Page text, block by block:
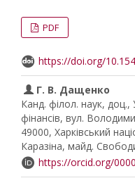
PDF
https://doi.org/
Г. В. Дащенко
Канд. філол. наук, доц.,
фінансів, вул.
49000, Харківський
Каразіна, майд.
https://orcid.org/